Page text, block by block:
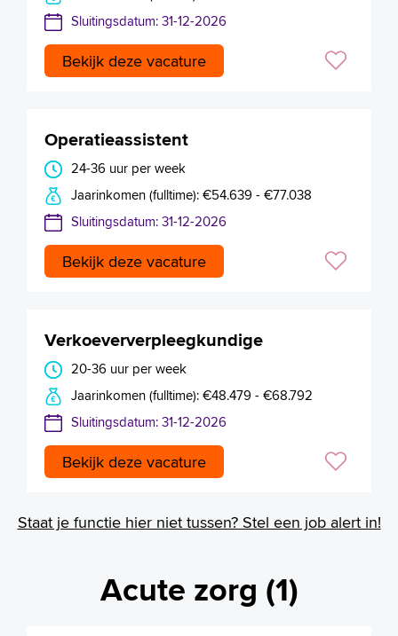
Sluitingsdatum: 31-12-2026
Bekijk deze vacature
Operatieassistent
24-36 uur per week
Jaarinkomen (fulltime): €54.639 - €77.038
Sluitingsdatum: 31-12-2026
Bekijk deze vacature
Verkoeververpleegkundige
20-36 uur per week
Jaarinkomen (fulltime): €48.479 - €68.792
Sluitingsdatum: 31-12-2026
Bekijk deze vacature
Staat je functie hier niet tussen? Stel een job alert in!
Acute zorg (1)